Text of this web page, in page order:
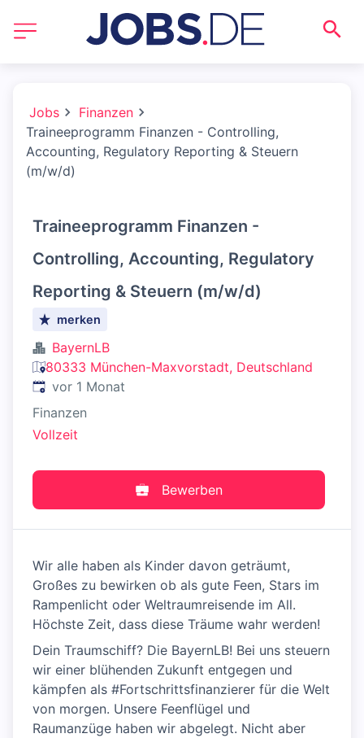
Jobs
Finanzen
Traineeprogramm Finanzen - Controlling,
Accounting, Regulatory Reporting & Steuern
(m/w/d)
Traineeprogramm Finanzen -
Controlling, Accounting, Regulatory
Reporting & Steuern (m/w/d)
merken
BayernLB
80333 München-Maxvorstadt, Deutschland
Veröffentlicht:
vor 1 Monat
Finanzen
Vollzeit
Bewerben
Wir alle haben als Kinder davon geträumt,
Großes zu bewirken ob als gute Feen, Stars im
Rampenlicht oder Weltraumreisende im All.
Höchste Zeit, dass diese Träume wahr werden!
Dein Traumschiff? Die BayernLB! Bei uns steuern
wir einer blühenden Zukunft entgegen und
kämpfen als #Fortschrittsfinanzierer für die Welt
von morgen. Unsere Feenflügel und
Raumanzüge haben wir abgelegt. Nicht aber